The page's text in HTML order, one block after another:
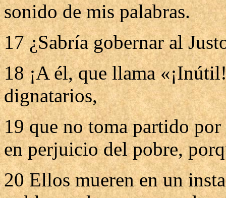
sonido de mis palabras.
17 ¿Sabría gobernar al
18 ¡A él, que llama
dignatarios,
19 que no toma partido
en perjuicio del pobre,
20 Ellos mueren en un